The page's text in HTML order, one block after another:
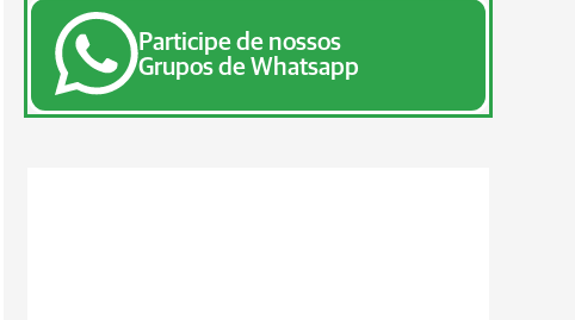
Participe de nossos
Grupos de Whatsapp